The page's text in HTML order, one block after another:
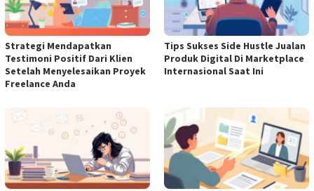
Strategi Mendapatkan
Testimoni Positif Dari Klien
Setelah Menyelesaikan Proyek
Freelance Anda
Tips Sukses Side Hustle Jualan
Produk Digital Di Marketplace
Internasional Saat Ini